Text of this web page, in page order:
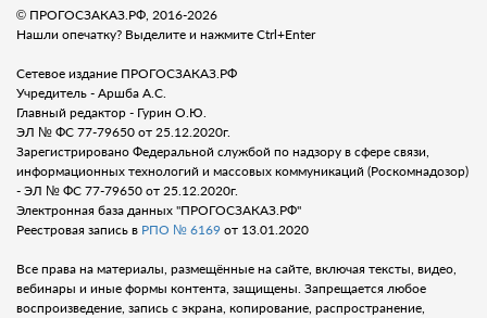
© ПРОГОСЗАКАЗ.РФ, 2016-2026
Нашли опечатку? Выделите и нажмите Ctrl+Enter
Сетевое издание ПРОГОСЗАКАЗ.РФ
Учредитель - Аршба А.С.
Главный редактор - Гурин О.Ю.
ЭЛ № ФС 77-79650 от 25.12.2020г.
Зарегистрировано Федеральной службой по надзору в сфере связи,
информационных технологий и массовых коммуникаций (Роскомнадозор)
- ЭЛ № ФС 77-79650 от 25.12.2020г.
Электронная база данных "ПРОГОСЗАКАЗ.РФ"
Реестровая запись в РПО № 6169 от 13.01.2020
Все права на материалы, размещённые на сайте, включая тексты, видео,
вебинары и иные формы контента, защищены. Запрещается любое
воспроизведение, запись с экрана, копирование, распространение,